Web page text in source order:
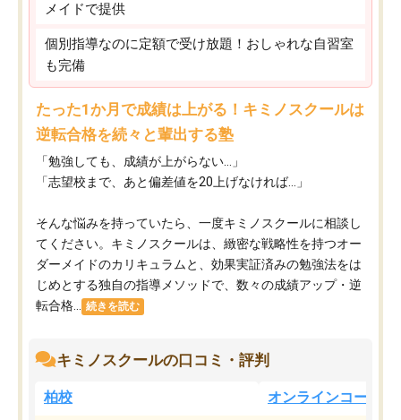
メイドで提供
個別指導なのに定額で受け放題！おしゃれな自習室
も完備
たった1か月で成績は上がる！キミノスクールは
逆転合格を続々と輩出する塾
「勉強しても、成績が上がらない…」
「志望校まで、あと偏差値を20上げなければ…」
そんな悩みを持っていたら、一度キミノスクールに相談し
てください。キミノスクールは、緻密な戦略性を持つオー
ダーメイドのカリキュラムと、効果実証済みの勉強法をは
じめとする独自の指導メソッドで、数々の成績アップ・逆
転合格...
続きを読む
キミノスクールの口コミ・評判
柏校 オンラインコース